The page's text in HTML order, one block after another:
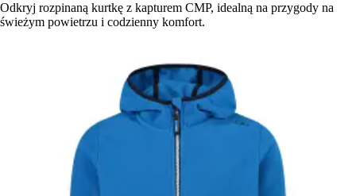
Odkryj rozpinaną kurtkę z kapturem CMP, idealną na przygody na
świeżym powietrzu i codzienny komfort.